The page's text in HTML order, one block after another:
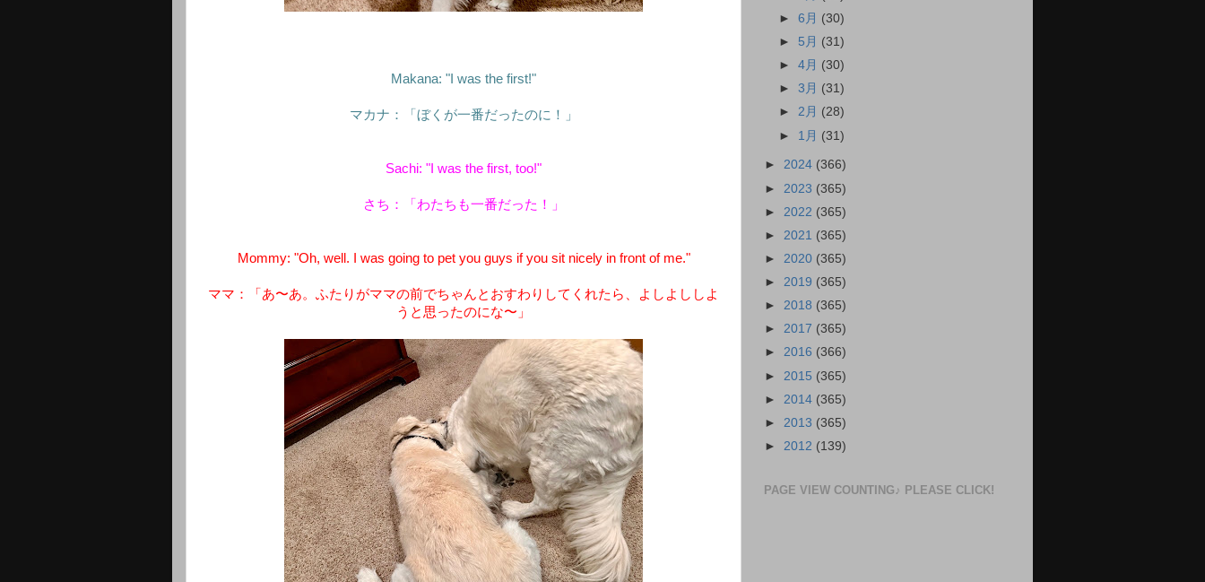
Makana: "I was the first!"
マカナ：「ぼくが一番だったのに！」
Sachi: "I was the first, too!"
さち：「わたちも一番だった！」
Mommy: "Oh, well. I was going to pet you guys if you sit nicely in front of me."
ママ：「あ〜あ。ふたりがママの前でちゃんとおすわりしてくれたら、よしよししよ
うと思ったのにな〜」
►6月 (30)
► 5月 (31)
►4月 (30)
►3月 (31)
►2月 (28)
► 1月 (31)
► 2024 (366)
► 2023 (365)
► 2022 (365)
► 2021 (365)
► 2020 (365)
► 2019 (365)
► 2018 (365)
► 2017 (365)
► 2016 (366)
► 2015 (365)
► 2014 (365)
► 2013 (365)
► 2012 (139)
PAGE VIEW COUNTING♪ PLEASE CLICK!